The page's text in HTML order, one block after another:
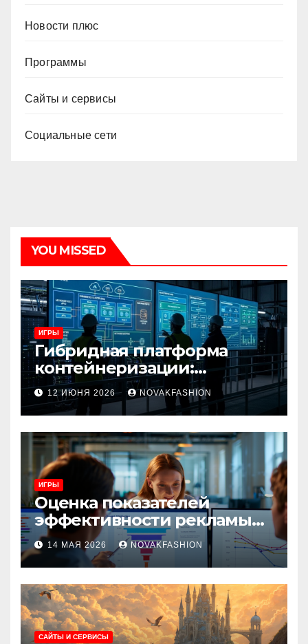
Новости плюс
Программы
Сайты и сервисы
Социальные сети
YOU MISSED
ИГРЫ
Гибридная платформа
контейнеризации:
архитектура, особенности
и сценарии использования
12 ИЮНЯ 2026 NOVAKFASHION
ИГРЫ
Оценка показателей
эффективности рекламы
при атрибуции
множественных точек
касания
14 МАЯ 2026 NOVAKFASHION
САЙТЫ И СЕРВИСЫ